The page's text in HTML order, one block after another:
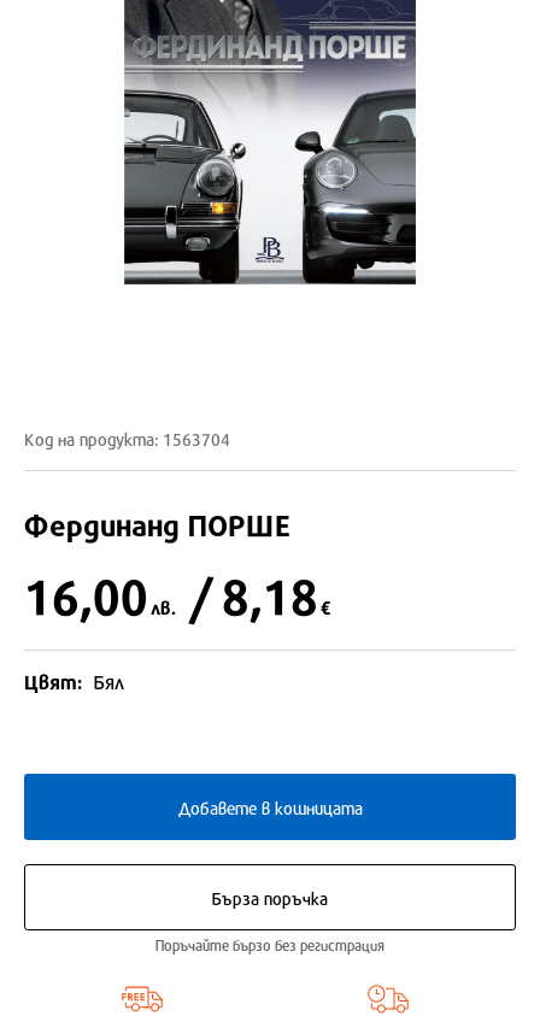
Код на продукта: 1563704
Фердинанд ПОРШЕ
16,00 лв. / 8,18 €
Цвят: Бял
Добавете в кошницата
Бърза поръчка
Поръчайте бързо без регистрация